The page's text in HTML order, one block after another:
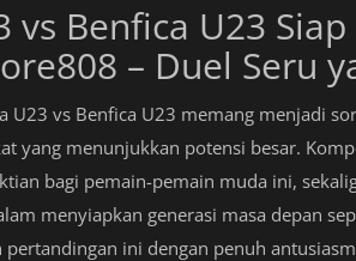
vs Benfica U23
– Duel Seru
U23 vs Benfica U23 memang menjadi
yang menunjukkan potensi besar.
bagi pemain-pemain muda ini,
menyiapkan generasi masa depan
ini dengan penuh